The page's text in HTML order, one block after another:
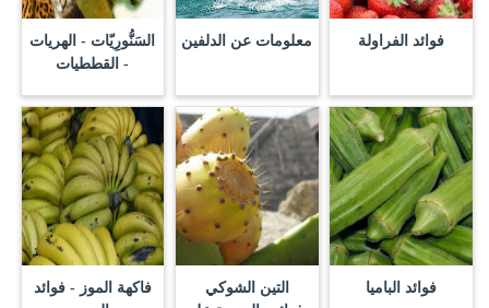
فوائد الفراولة معلومات عن الدلفين
السَنُّورِيّات - الهريات
- القططيات
فوائد الباميا
التين الشوكي
فاكهة الموز - فوائد